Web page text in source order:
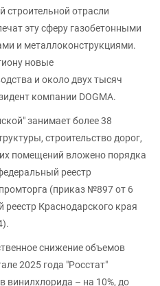
строительной отрасли
эту сферу газобетонными
и металлоконструкциями.
новые
и около двух тысяч
компании DOGMA.
занимает более 38
строительство дорог,
помещений вложено порядка
реестр
(приказ №897 от 6
Краснодарского края
снижение объемов
2025 года "Росстат"
винилхлорида – на 10%, до